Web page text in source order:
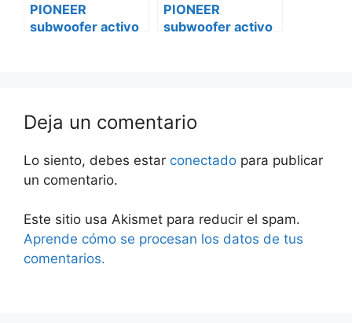
PIONEER
subwoofer activo
PIONEER
subwoofer activo
Deja un comentario
Lo siento, debes estar conectado para publicar
un comentario.
Este sitio usa Akismet para reducir el spam.
Aprende cómo se procesan los datos de tus
comentarios.